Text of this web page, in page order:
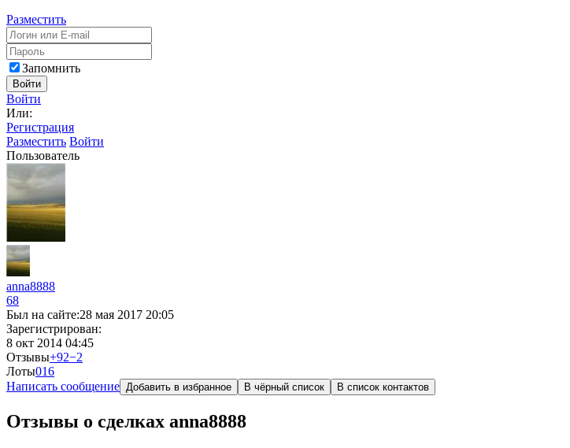
Разместить
Запомнить
Войти
Войти
Или:
Регистрация
Разместить Войти
Пользователь
anna8888
68
Был на сайте:28 мая 2017 20:05
Зарегистрирован:
8 окт 2014 04:45
Отзывы+92−2
Лоты016
Написать сообщение Добавить в избранное В чёрный список В список контактов
Отзывы о сделках anna8888